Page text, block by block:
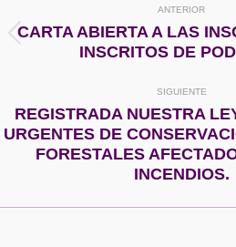
entre
ANTERIOR
anterior:
CARTA ABIERTA A LAS
INSCRITOS DE
SIGUIENTE
siguiente:
REGISTRADA NUESTRA
URGENTES DE
FORESTALES
INCENDIOS.